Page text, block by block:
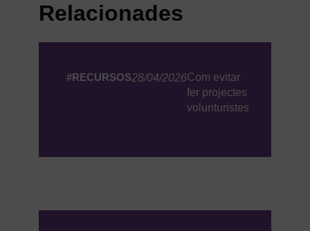
Relacionades
#RECURSOS28/04/2026Com evitar
fer projectes
volunturistes